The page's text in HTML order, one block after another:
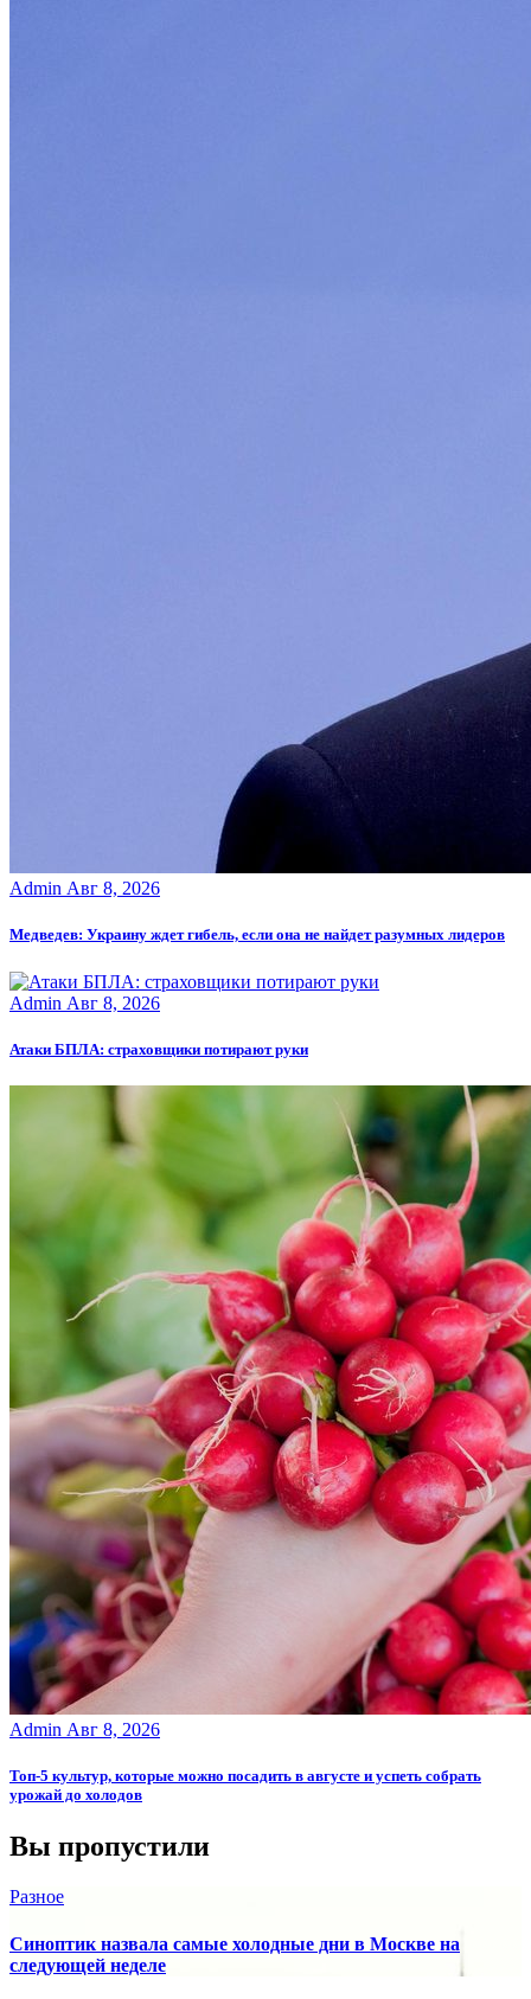
Admin Авг 8, 2026
Медведев: Украину ждет гибель, если она не найдет разумных лидеров
Admin Авг 8, 2026
Атаки БПЛА: страховщики потирают руки
Admin Авг 8, 2026
Топ-5 культур, которые можно посадить в августе и успеть собрать
урожай до холодов
Вы пропустили
Разное
Синоптик назвала самые холодные дни в Москве на
следующей неделе